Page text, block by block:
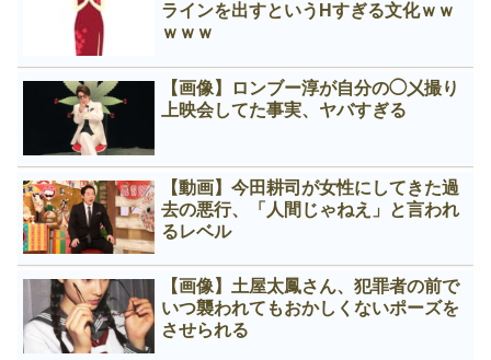
ラインを出すというНすぎる文化ｗｗ
ｗｗｗ
【画像】ロンブー淳が自分の◯㐅撮り
上映会してた事実、ヤバすぎる
【動画】今田耕司が女性にしてきた過
去の悪行、「人間じゃねえ」と言われ
るレベル
【画像】土屋太鳳さん、犯罪者の前で
いつ襲われてもおかしくないポーズを
させられる